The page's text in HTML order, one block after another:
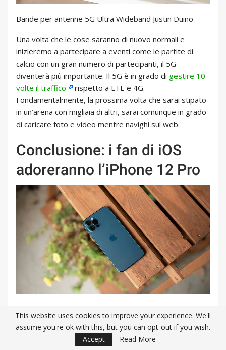
Bande per antenne 5G Ultra Wideband Justin Duino
Una volta che le cose saranno di nuovo normali e
inizieremo a partecipare a eventi come le partite di
calcio con un gran numero di partecipanti, il 5G
diventerà più importante. Il 5G è in grado di gestire 10
volte il traffico
rispetto a LTE e 4G.
Fondamentalmente, la prossima volta che sarai stipato
in un’arena con migliaia di altri, sarai comunque in grado
di caricare foto e video mentre navighi sul web.
Conclusione: i fan di iOS
adoreranno l’iPhone 12 Pro
Si tratta di questo: se non ti piace Android, non puoi
sbagliare con l’iPhone 12 Pro (o con qualsiasi telefono
This website uses cookies to improve your experience. We'll
assume you're ok with this, but you can opt-out if you wish.
Accept
Read More